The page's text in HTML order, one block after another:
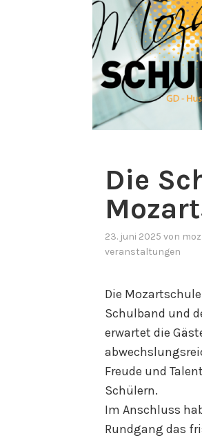
Die
23. juni 2025 von
veranstaltungen
Die
Schulband und
erwartet die
Freude und
Schülern.
Im Anschluss
Rundgang das